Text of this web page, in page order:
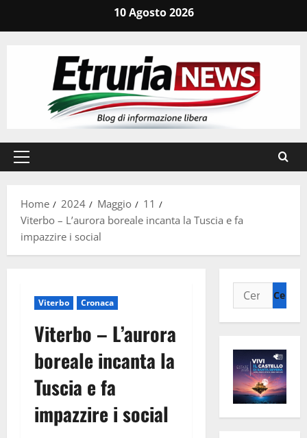
10 Agosto 2026
Menu
Home
2024 Maggio
11
Viterbo – L’aurora boreale incanta la Tuscia e fa
impazzire i social
Viterbo Cronaca
Viterbo – L’aurora
boreale incanta la
Tuscia e fa
impazzire i social
Ricerca
per: